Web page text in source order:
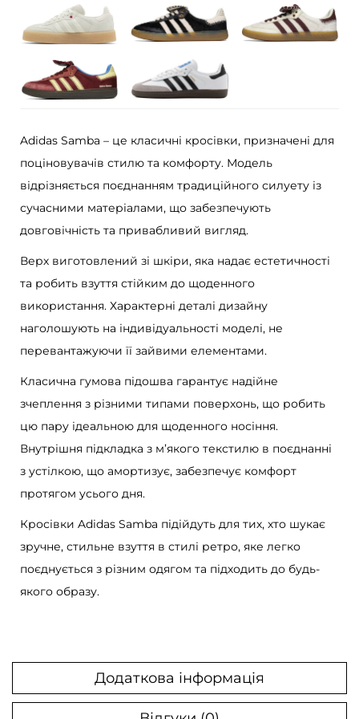
e
r
x
S
a
b
a
P
o
n
y
L
e
o
p
к
к
і
с
т
Adidas Samba – це класичні кросівки, призначені для
поціновувачів стилю та комфорту. Модель
відрізняється поєднанням традиційного силуету із
сучасними матеріалами, що забезпечують
довговічність та привабливий вигляд.
Верх виготовлений зі шкіри, яка надає естетичності
та робить взуття стійким до щоденного
використання. Характерні деталі дизайну
наголошують на індивідуальності моделі, не
перевантажуючи її зайвими елементами.
Класична гумова підошва гарантує надійне
зчеплення з різними типами поверхонь, що робить
цю пару ідеальною для щоденного носіння.
Внутрішня підкладка з м’якого текстилю в поєднанні
з устілкою, що амортизує, забезпечує комфорт
протягом усього дня.
Кросівки Adidas Samba підійдуть для тих, хто шукає
зручне, стильне взуття в стилі ретро, ​​яке легко
поєднується з різним одягом та підходить до будь-
якого образу.
Додаткова інформація